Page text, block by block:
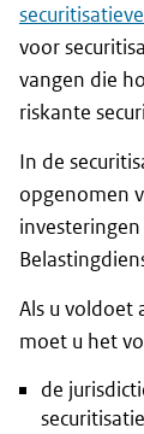
voor
vangen die
riskante
In de
opgenomen
Als u voldoet
moet u het
de